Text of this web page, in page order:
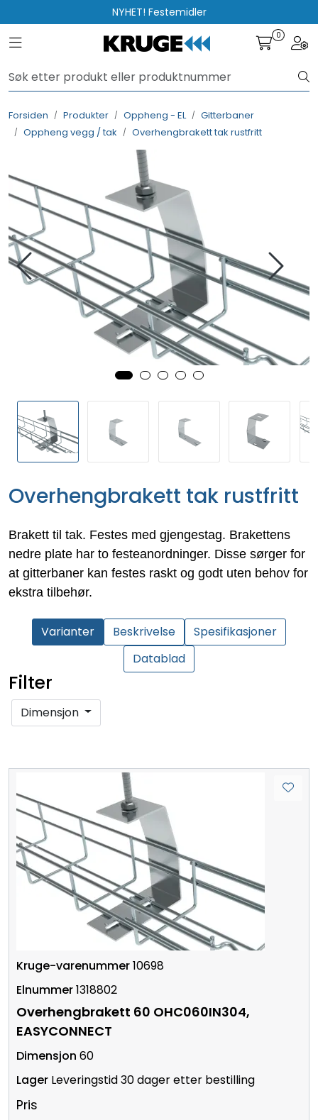
Skip to main contentNYHET! Festemidler
Toggle navigation 0
Forsiden Produkter Oppheng - EL
Gitterbaner
Oppheng vegg / tak
Overhengbrakett tak rustfritt
Overhengbrakett tak rustfritt
Brakett til tak. Festes med gjengestag. Brakettens
nedre plate har to festeanordninger. Disse sørger for
at gitterbaner kan festes raskt og godt uten behov for
ekstra tilbehør.
Varianter Beskrivelse
Spesifikasjoner
Datablad
Filter
Dimensjon
10698
1318802
Overhengbrakett 60 OHC060IN304,
EASYCONNECT
60
Leveringstid 30 dager etter bestilling
Pris
Rådgivning
Nyttige verktøy
Kontakt oss